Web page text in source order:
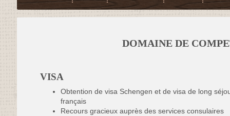
DOMAINE DE
VISA
Obtention de visa Schengen et de visa de long
français
Recours gracieux auprès des services consulaires